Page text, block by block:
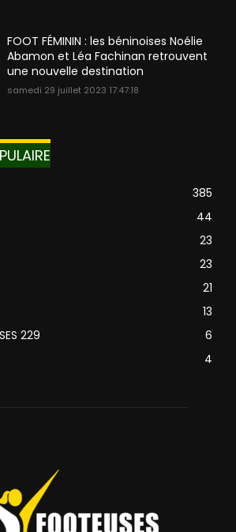
FOOT FÉMININ : les béninoises Noélie
Abamon et Léa Fachinan retrouvent
une nouvelle destination
samedi 29 juillet 2023 17:47:18
385
44
23
23
21
13
229
6
4